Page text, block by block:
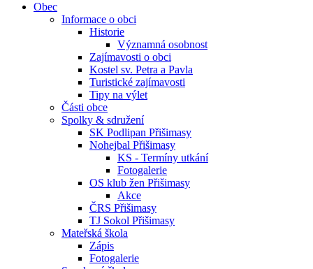
Obec
Informace o obci
Historie
Významná osobnost
Zajímavosti o obci
Kostel sv. Petra a Pavla
Turistické zajímavosti
Tipy na výlet
Části obce
Spolky & sdružení
SK Podlipan Přišimasy
Nohejbal Přišimasy
KS - Termíny utkání
Fotogalerie
OS klub žen Přišimasy
Akce
ČRS Přišimasy
TJ Sokol Přišimasy
Mateřská škola
Zápis
Fotogalerie